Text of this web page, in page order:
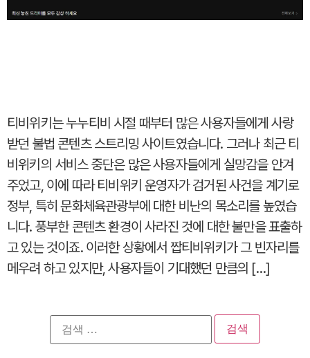
티비위키는 누누티비 시절 때부터 많은 사용자들에게 사랑
받던 불법 콘텐츠 스트리밍 사이트였습니다. 그러나 최근 티
비위키의 서비스 중단은 많은 사용자들에게 실망감을 안겨
주었고, 이에 따라 티비위키 운영자가 검거된 사건을 계기로
정부, 특히 문화체육관광부에 대한 비난의 목소리를 높였습
니다. 풍부한 콘텐츠 환경이 사라진 것에 대한 불만을 표출하
고 있는 것이죠. 이러한 상황에서 짭티비위키가 그 빈자리를
메우려 하고 있지만, 사용자들이 기대했던 만큼의 […]
검
색: